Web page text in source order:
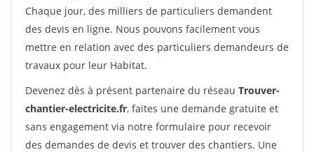
Chaque jour, des milliers de particuliers demandent
des devis en ligne. Nous pouvons facilement vous
mettre en relation avec des particuliers demandeurs de
travaux pour leur Habitat.
Devenez dès à présent partenaire du réseau Trouver-
chantier-electricite.fr, faites une demande gratuite et
sans engagement via notre formulaire pour recevoir
des demandes de devis et trouver des chantiers. Une